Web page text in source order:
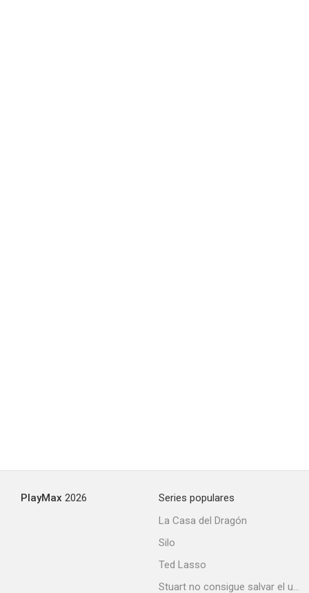
PlayMax 2026
Series populares
La Casa del Dragón
Silo
Ted Lasso
Stuart no consigue salvar el universo